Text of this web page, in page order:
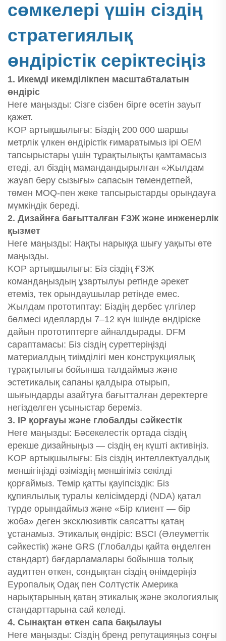
сөмкелері үшін сіздің
стратегиялық
өндірістік серіктесіңіз
1. Икемді икемділікпен масштабталатын
өндіріс
Неге маңызды: Сізге сізбен бірге өсетін зауыт
қажет.
KOP артықшылығы: Біздің 200 000 шаршы
метрлік үлкен өндірістік ғимаратымыз ірі OEM
тапсырыстары үшін тұрақтылықты қамтамасыз
етеді, ал біздің мамандандырылған «Жылдам
жауап беру сызығы» сапасын төмендетпей,
төмен MOQ-пен жеке тапсырыстарды орындауға
мүмкіндік береді.
2. Дизайнға бағытталған ҒЗЖ және инженерлік
қызмет
Неге маңызды: Нақты нарыққа шығу уақыты өте
маңызды.
KOP артықшылығы: Біз сіздің ҒЗЖ
командаңыздың ұзартылуы ретінде әрекет
етеміз, тек орындаушылар ретінде емес.
Жылдам прототиптау: Біздің дербес үлгілер
бөлмесі идеяларды 7–12 күн ішінде өндіріске
дайын прототиптерге айналдырады. DFM
сараптамасы: Біз сіздің суреттеріңізді
материалдың тиімділігі мен конструкциялық
тұрақтылығы бойынша талдаймыз және
эстетикалық сапаны қалдыра отырып,
шығындарды азайтуға бағытталған деректерге
негізделген ұсыныстар береміз.
3. IP қорғауы және глобалды сәйкестік
Неге маңызды: Бәсекелестік ортада сіздің
ерекше дизайныңыз — сіздің ең күшті активіңіз.
KOP артықшылығы: Біз сіздің интеллектуалдық
меншігіңізді өзіміздің меншігіміз секілді
қорғаймыз. Темір қатты қауіпсіздік: Біз
құпиялылық туралы келісімдерді (NDA) қатал
түрде орындаймыз және «Бір клиент — бір
жоба» деген эксклюзивтік саясатты қатаң
ұстанамыз. Этикалық өндіріс: BSCI (Әлеуметтік
сәйкестік) және GRS (Глобалды қайта өңделген
стандарт) бағдарламалары бойынша толық
аудиттен өткен, сондықтан сіздің өнімдеріңіз
Еуропалық Одақ пен Солтүстік Америка
нарықтарының қатаң этикалық және экологиялық
стандарттарына сай келеді.
4. Сынақтан өткен сапа бақылауы
Неге маңызды: Сіздің бренд репутацияңыз соңғы